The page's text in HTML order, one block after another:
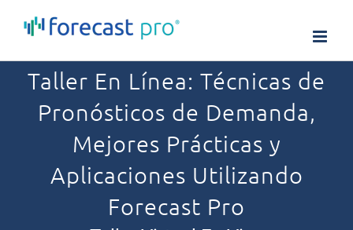
Taller En Línea: Técnicas de
Pronósticos de Demanda,
Mejores Prácticas y
Aplicaciones Utilizando
Forecast Pro